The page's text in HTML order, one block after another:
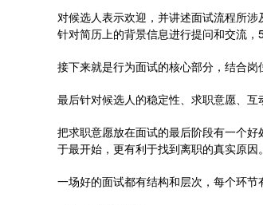
对候选人表示欢迎，并讲述面试流程所
针对简历上的背景信息进行提问和交流，5
接下来就是行为面试的核心部分，结合
最后针对候选人的稳定性、求职意愿、互
把求职意愿放在面试的最后阶段有一个
于最开始，更有利于找到离职的真实原因。
一场好的面试都有结构和层次，每个环